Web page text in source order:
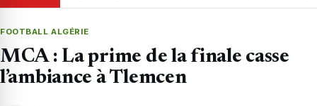
FOOTBALL ALGÉRIE
MCA : La prime de la finale casse
l’ambiance à Tlemcen